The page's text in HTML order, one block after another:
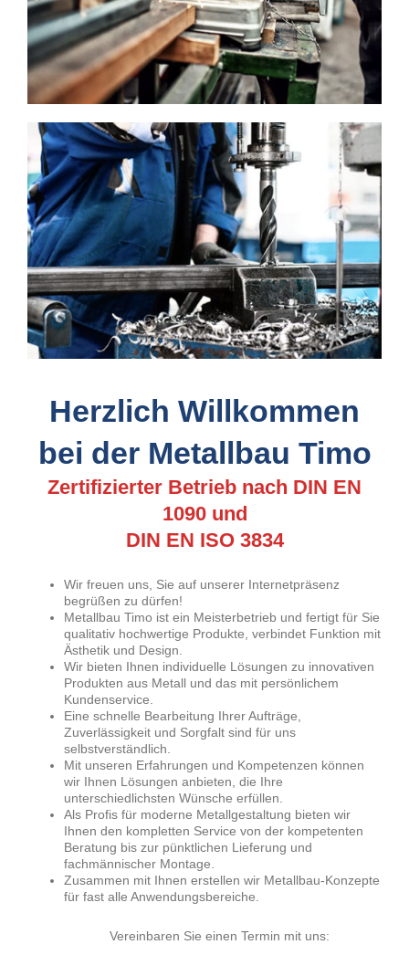
Herzlich Willkommen
bei der Metallbau Timo
Zertifizierter Betrieb nach DIN EN
1090 und
DIN EN ISO 3834
Wir freuen uns, Sie auf unserer Internetpräsenz
begrüßen zu dürfen!
Metallbau Timo ist ein Meisterbetrieb und fertigt für Sie
qualitativ hochwertige Produkte, verbindet Funktion mit
Ästhetik und Design.
Wir bieten Ihnen individuelle Lösungen zu innovativen
Produkten aus Metall und das mit persönlichem
Kundenservice.
Eine schnelle Bearbeitung Ihrer Aufträge,
Zuverlässigkeit und Sorgfalt sind für uns
selbstverständlich.
Mit unseren Erfahrungen und Kompetenzen können
wir Ihnen Lösungen anbieten, die Ihre
unterschiedlichsten Wünsche erfüllen.
Als Profis für moderne Metallgestaltung bieten wir
Ihnen den kompletten Service von der kompetenten
Beratung bis zur pünktlichen Lieferung und
fachmännischer Montage.
Zusammen mit Ihnen erstellen wir Metallbau-Konzepte
für fast alle Anwendungsbereiche.
Vereinbaren Sie einen Termin mit uns: